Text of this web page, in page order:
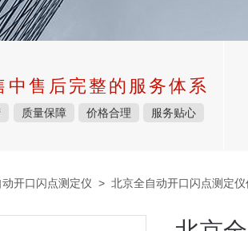
中售后完整的服务体系
质量保障 价格合理 服务贴心
开口闪点测定仪 > 北京全自动开口闪点测定仪